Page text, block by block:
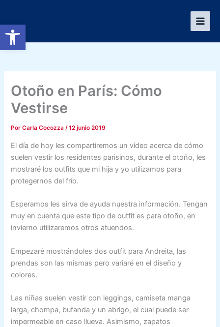
Abrir barra de herramientas
contenido
Otoño en París: Cómo
Vestirse
PorCarla Cocozza/12 junio 2019
El día de hoy les compartiremos un vídeo acerca de cómo
suelen vestir los residentes parisinos, durante el otoño, les
mostraré los outfits que mi hija y yo utilizamos para
protegernos del frío.
Esperamos les sirva de ayuda nuestra información. Tengan
muy en cuenta que este tipo de outfit es para otoño, en
invierno utilizaremos otros atuendos.
Empezaré mostrándoles dos outfit para Andreita, las
prendas son las mismas pero variaré en el diseño y
colores.
Las niñas suelen vestir con leggings, camiseta manga
larga, chompa, bufanda y un abrigo, el cual puede ser
impermeable en caso llueva. Asimismo, zapatos